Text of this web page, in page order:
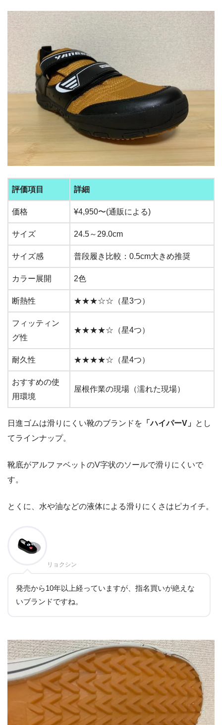
評価項目 詳細
価格 ¥4,950〜(通販による)
サイズ 24.5～29.0cm
サイズ感 普段履き比較：0.5cm大きめ推奨
カラー展開 2色
断熱性 ★★★☆☆（星3つ）
フィッティン
グ性
★★★★☆（星4つ）
耐久性 ★★★★☆（星4つ）
おすすめの使
用環境
屋根作業の現場（濡れた現場）
日進ゴムは滑りにくい靴のブランドを 「ハイパーV」 とし
てラインナップ。
靴底がアルファベットのV字状のソールで滑りにくいで
す。
とくに、水や油などの液体による滑りにくさはピカイチ。
リョクシン
発売から10年以上経っていますが、指名買いが絶えな
いブランドですね。